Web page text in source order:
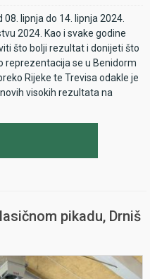
lipnja do 14. lipnja 2024.
2024. Kao i svake godine
što bolji rezultat i donijeti što
reprezentacija se u Benidorm
Rijeke te Trevisa odakle je
visokih rezultata na
pikadu, Drniš